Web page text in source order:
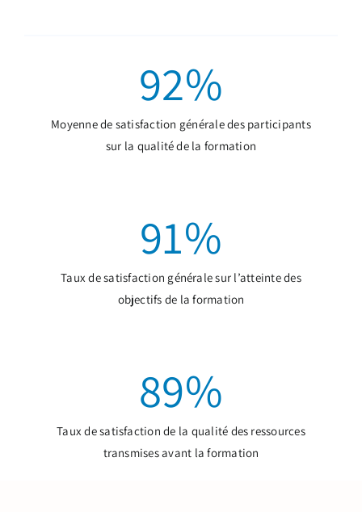
92%
Moyenne de satisfaction générale des participants
sur la qualité de la formation
91%
Taux de satisfaction générale sur l’atteinte des
objectifs de la formation
89%
Taux de satisfaction de la qualité des ressources
transmises avant la formation